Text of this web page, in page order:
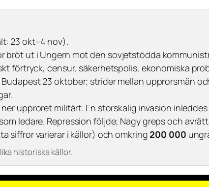
23 okt–4 nov).
bröt ut i Ungern mot den sovjetstödda
förtryck, censur, säkerhetspolis, ekonomiska
23 oktober; strider mellan upprorsmän
upproret militärt. En storskalig invasion inleddes
ledare. Repression följde; Nagy greps och
siffror varierar i källor) och omkring 200 000
historiska källor.